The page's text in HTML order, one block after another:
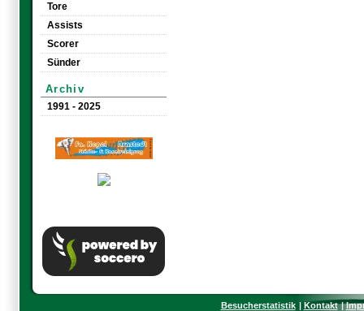
Tore
Assists
Scorer
Sünder
Archiv
1991 - 2025
Besucherstatistik Kontakt